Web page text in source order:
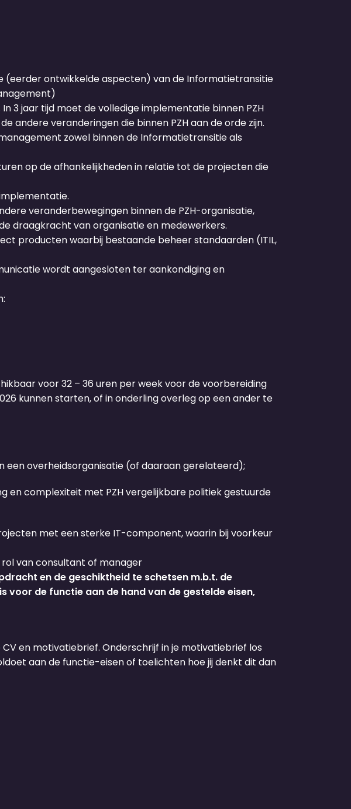
(eerder ontwikkelde aspecten) van de Informatietransitie
3 jaar tijd moet de volledige implementatie binnen PZH
andere veranderingen die binnen PZH aan de orde zijn.
zowel binnen de Informatietransitie als
op de afhankelijkheden in relatie tot de projecten die
veranderbewegingen binnen de PZH-organisatie,
draagkracht van organisatie en medewerkers.
producten waarbij bestaande beheer standaarden (ITIL,
wordt aangesloten ter aankondiging en
voor 32 – 36 uren per week voor de voorbereiding
kunnen starten, of in onderling overleg op een ander te
overheidsorganisatie (of daaraan gerelateerd);
en complexiteit met PZH vergelijkbare politiek gestuurde
met een sterke IT-component, waarin bij voorkeur
van consultant of manager
en de geschiktheid te schetsen m.b.t. de
de functie aan de hand van de gestelde eisen,
en motivatiebrief. Onderschrijf in je motivatiebrief los
aan de functie-eisen of toelichten hoe jij denkt dit dan